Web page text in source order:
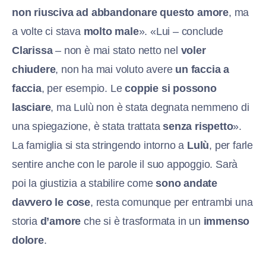
non riusciva ad abbandonare questo amore, ma
a volte ci stava molto male». «Lui – conclude
Clarissa– non è mai stato netto nel voler
chiudere, non ha mai voluto avere un faccia a
faccia, per esempio. Lecoppie si possono
lasciare, ma Lulù non è stata degnata nemmeno di
una spiegazione, è stata trattatasenza rispetto».
La famiglia si sta stringendo intorno a Lulù, per farle
sentire anche con le parole il suo appoggio. Sarà
poi la giustizia a stabilire comesono andate
davvero le cose, resta comunque per entrambi una
storia d’amore che si è trasformata in un immenso
dolore.